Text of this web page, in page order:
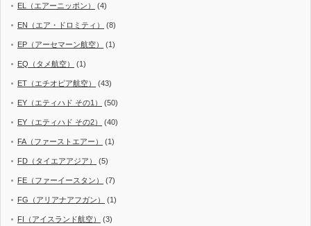
EL（エアーニッポン） (4)
EN（エア・ドロミティ） (8)
EP（アーセマーン航空） (1)
EQ（タメ航空） (1)
ET（エチオピア航空） (43)
EY（エティハド その1） (50)
EY（エティハド その2） (40)
FA（ファーストエアー） (1)
FD（タイエアアジア） (5)
FE（ファーイースタン） (7)
FG（アリアナアフガン） (1)
FI（アイスランド航空） (3)